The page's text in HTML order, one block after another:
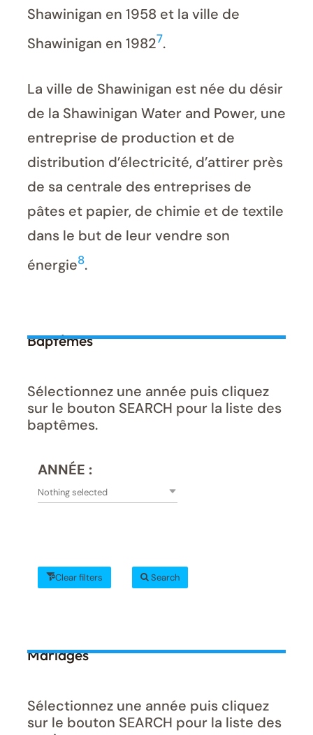
Shawinigan en 1958 et la ville de
Shawinigan en 19827.
La ville de Shawinigan est née du désir
de la Shawinigan Water and Power, une
entreprise de production et de
distribution d’électricité, d’attirer près
de sa centrale des entreprises de
pâtes et papier, de chimie et de textile
dans le but de leur vendre son
énergie8.
Baptêmes
Sélectionnez une année puis cliquez
sur le bouton SEARCH pour la liste des
baptêmes.
ANNÉE :
Nothing selected
Clear filters Search
Mariages
Sélectionnez une année puis cliquez
sur le bouton SEARCH pour la liste des